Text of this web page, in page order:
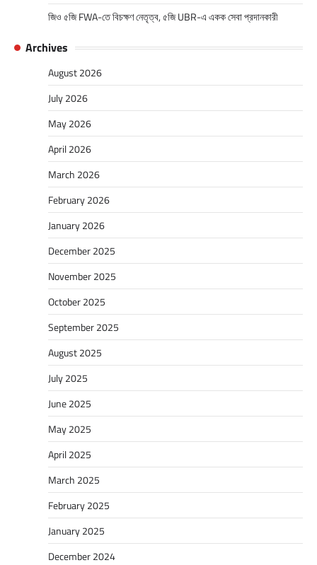
জিও ৫জি FWA-তে বিচক্ষণ নেতৃত্ব, ৫জি UBR-এ একক সেবা প্রদানকারী
Archives
August 2026
July 2026
May 2026
April 2026
March 2026
February 2026
January 2026
December 2025
November 2025
October 2025
September 2025
August 2025
July 2025
June 2025
May 2025
April 2025
March 2025
February 2025
January 2025
December 2024